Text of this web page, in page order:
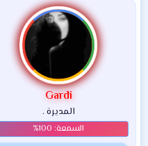
Gardi
المديرة .